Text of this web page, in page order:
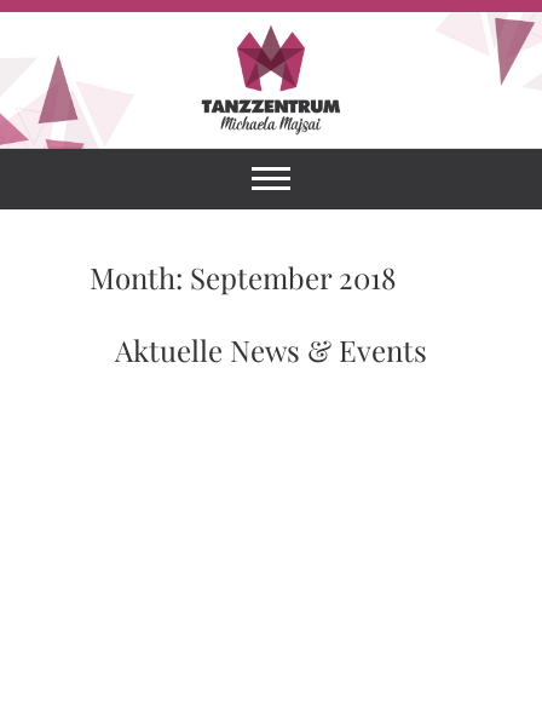
Skip
content
Tanzzentrum
Michaela
Majsai
HERZLICH
WILLKOMMEN IN
DEINER TANZSCHULE!
Month: September 2018
Aktuelle News & Events